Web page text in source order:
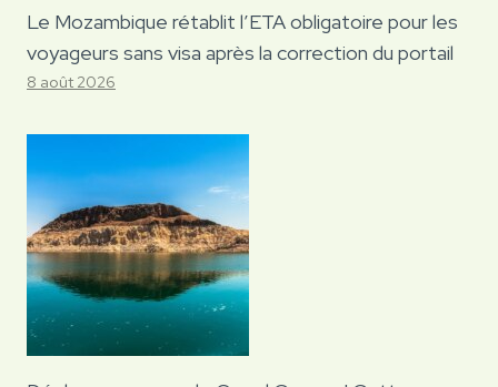
Le Mozambique rétablit l’ETA obligatoire pour les
voyageurs sans visa après la correction du portail
8 août 2026